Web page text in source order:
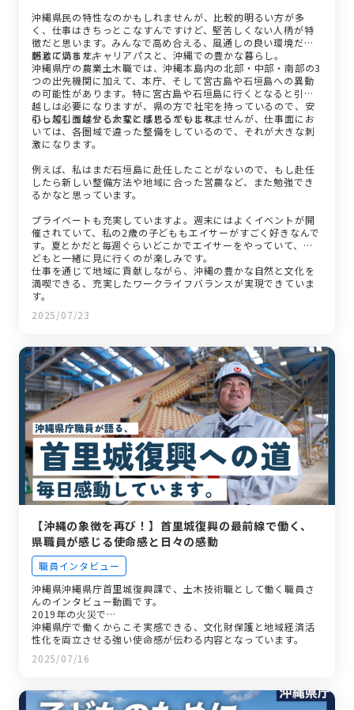
沖縄県民の特性なのかもしれませんが、比較的明るい方が多
く、仕事はきちっとこなすんですけど、堅苦しくない人柄が特
徴だと思います。みんなで高め合える、風通しの良い環境だと
感じています。
刺激に満ちたキャリアパスと、沖縄での豊かな暮らし。
沖縄県庁の農業土木職では、沖縄本島内の北部・中部・南部の3
つの出先機関に加えて、本庁、そして宮古島や石垣島への異動
の可能性があります。特に宮古島や石垣島に行くとなると引っ
越しは必要になりますが、県の方で社宅を持っているので、安
心して引っ越せるかなとは思っています。
引っ越し面は少し大変に感じるかもしれませんが、仕事面にお
いては、各圏域で違った整備をしているので、それが大きな刺
激になります。
例えば、私はまだ石垣島に赴任したことがないので、もし赴任
したら新しい整備方法や地域に合った営農など、また勉強でき
るかなと思っています。
プライベートも充実していますよ。週末にはよくイベントが開
催されていて、私の2歳の子どももエイサーがすごく好きなんで
す。夏とかだと毎週ぐらいどこかでエイサーをやっていて、子
どもと一緒に見に行くのが楽しみです。
仕事を通じて地域に貢献しながら、沖縄の豊かな自然と文化を
満喫できる、充実したワークライフバランスが実現できていま
す。
2025/07/23
【沖縄の象徴を再び！】首里城復興の最前線で働く、
県職員が感じる使命感と日々の感動
職員インタビュー
沖縄県沖縄県庁首里城復興課で、土木技術職として働く職員さ
んのインタビュー動画です。
2019年の火災で…
沖縄県庁で働くからこそ実感できる、文化財保護と地域経済活
性化を両立させる強い使命感が伝わる内容となっています。
2025/07/16